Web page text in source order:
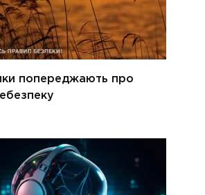
попереджають про